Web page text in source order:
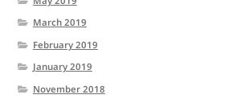
March 2019
February 2019
January 2019
November 2018